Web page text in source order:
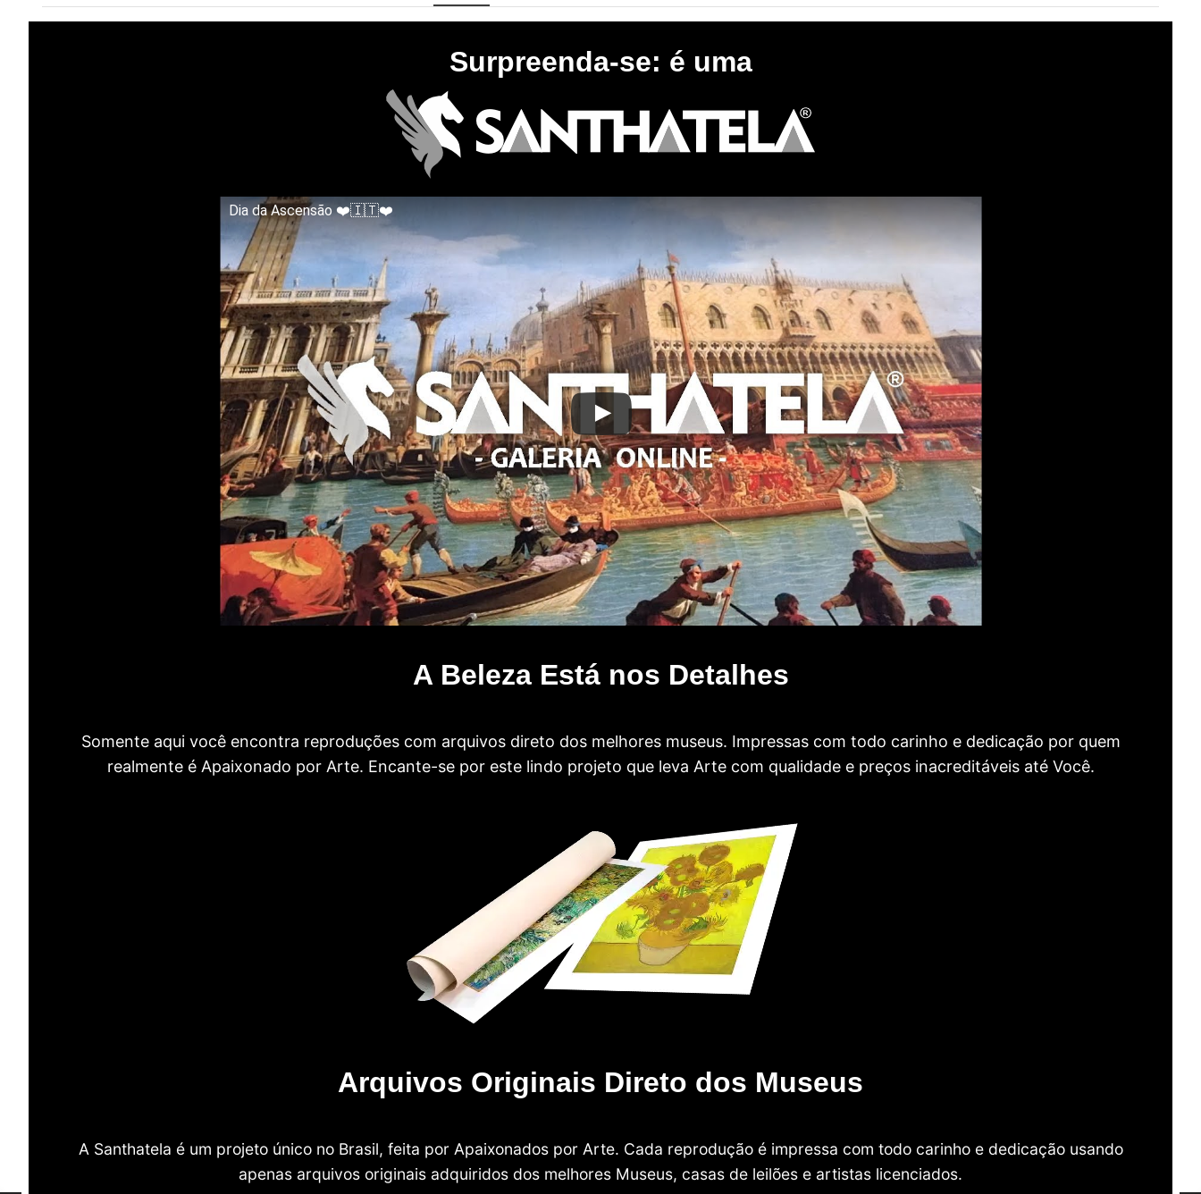
Surpreenda-se: é uma
Dia da Ascensão ❤️🇮🇹❤️
A Beleza Está nos Detalhes
Somente aqui você encontra reproduções com arquivos direto dos melhores museus. Impressas com todo carinho e dedicação por quem
realmente é Apaixonado por Arte. Encante-se por este lindo projeto que leva Arte com qualidade e preços inacreditáveis até Você.
Arquivos Originais Direto dos Museus
A Santhatela é um projeto único no Brasil, feita por Apaixonados por Arte. Cada reprodução é impressa com todo carinho e dedicação usando
apenas arquivos originais adquiridos dos melhores Museus, casas de leilões e artistas licenciados.